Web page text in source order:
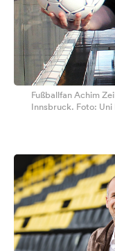
Fußballfan Achim
Innsbruck. Foto: